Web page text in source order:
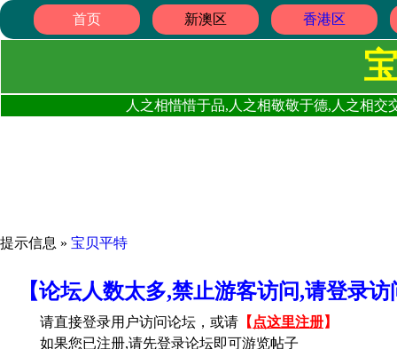
首页 新澳区 香港区
人之相惜惜于品,人之相敬敬于德,人之相
提示信息 » 宝贝平特
【论坛人数太多,禁止游客访问,请登录
请直接登录用户访问论坛，或请 【 点这里注册】
如果您已注册,请先登录论坛即可游览帖子